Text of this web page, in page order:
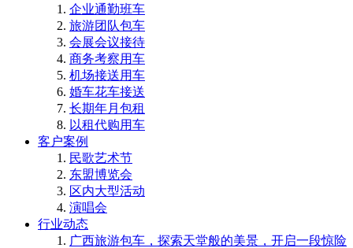
企业通勤班车
旅游团队包车
会展会议接待
商务考察用车
机场接送用车
婚车花车接送
长期年月包租
以租代购用车
客户案例
民歌艺术节
东盟博览会
区内大型活动
演唱会
行业动态
广西旅游包车，探索天堂般的美景，开启一段惊险